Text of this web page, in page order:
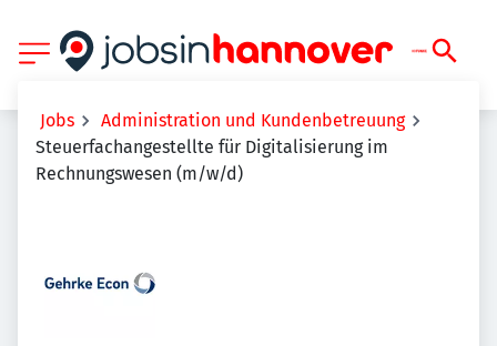
Jobs
Administration und Kundenbetreuung
Steuerfachangestellte für Digitalisierung im
Rechnungswesen (m/w/d)